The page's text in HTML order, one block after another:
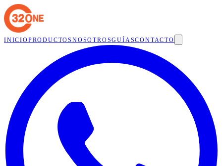
INICIOPRODUCTOSNOSOTROSGUÍASCONTACTO